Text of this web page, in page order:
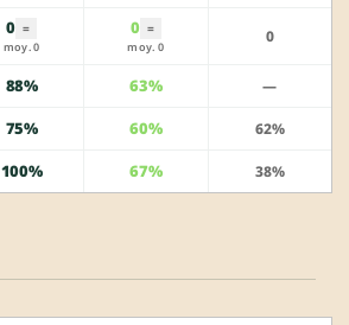
0 =
moy. 0
0 =
moy. 0
0
88% 63% —
75% 60% 62%
100% 67% 38%